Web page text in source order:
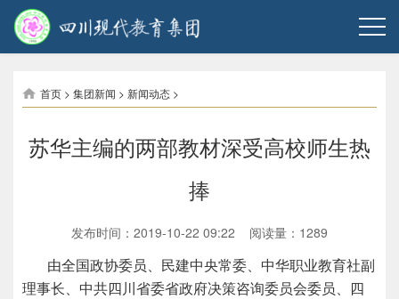
首页 > 集团新闻 > 新闻动态 >
苏华主编的两部教材深受高校师生热
捧
发布时间：2019-10-22 09:22 阅读量： 1289
由全国政协委员、民建中央常委、中华职业教育社副
理事长、中共四川省委省政府决策咨询委员会委员、四